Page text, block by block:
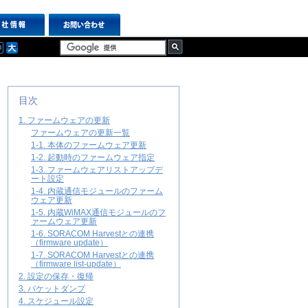
目次
1. ファームウェアの更新
ファームウェアの更新一覧
1-1. 本体のファームウェア更新
1-2. 起動時のファームウェア指定
1-3. ファームウェアリストアップデ
ート設定
1-4. 内蔵通信モジュールのファーム
ウェア更新
1-5. 内蔵WiMAX通信モジュールのフ
ァームウェア更新
1-6. SORACOM Harvestとの連携
（firmware update）
1-7. SORACOM Harvestとの連携
（firmware list-update）
2. 設定の保存・復帰
3. パケットダンプ
4. スケジュール設定